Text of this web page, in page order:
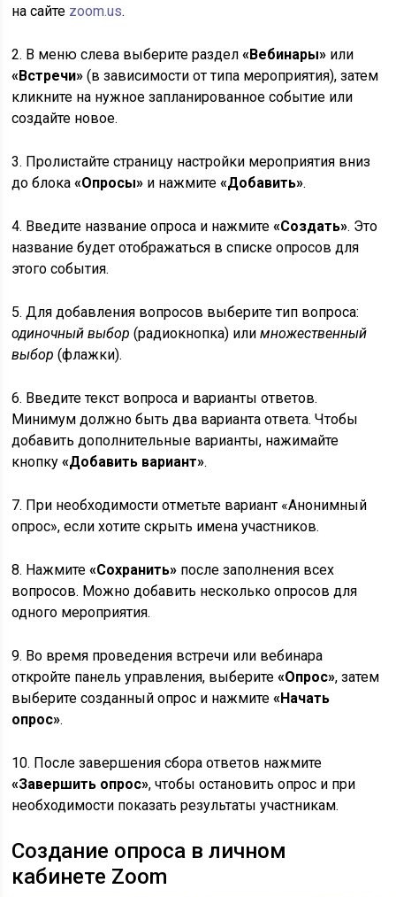
на сайте zoom.us.
2. В меню слева выберите раздел«Вебинары» или
«Встречи» (в зависимости от типа мероприятия), затем
кликните на нужное запланированное событие или
создайте новое.
3. Пролистайте страницу настройки мероприятия вниз
до блока«Опросы» и нажмите«Добавить».
4. Введите название опроса и нажмите«Создать». Это
название будет отображаться в списке опросов для
этого события.
5. Для добавления вопросов выберите тип вопроса:
одиночный выбор (радиокнопка) илимножественный
выбор (флажки).
6. Введите текст вопроса и варианты ответов.
Минимум должно быть два варианта ответа. Чтобы
добавить дополнительные варианты, нажимайте
кнопку«Добавить вариант».
7. При необходимости отметьте вариант «Анонимный
опрос», если хотите скрыть имена участников.
8. Нажмите«Сохранить» после заполнения всех
вопросов. Можно добавить несколько опросов для
одного мероприятия.
9. Во время проведения встречи или вебинара
откройте панель управления, выберите«Опрос», затем
выберите созданный опрос и нажмите«Начать
опрос».
10. После завершения сбора ответов нажмите
«Завершить опрос», чтобы остановить опрос и при
необходимости показать результаты участникам.
Создание опроса в личном
кабинете Zoom